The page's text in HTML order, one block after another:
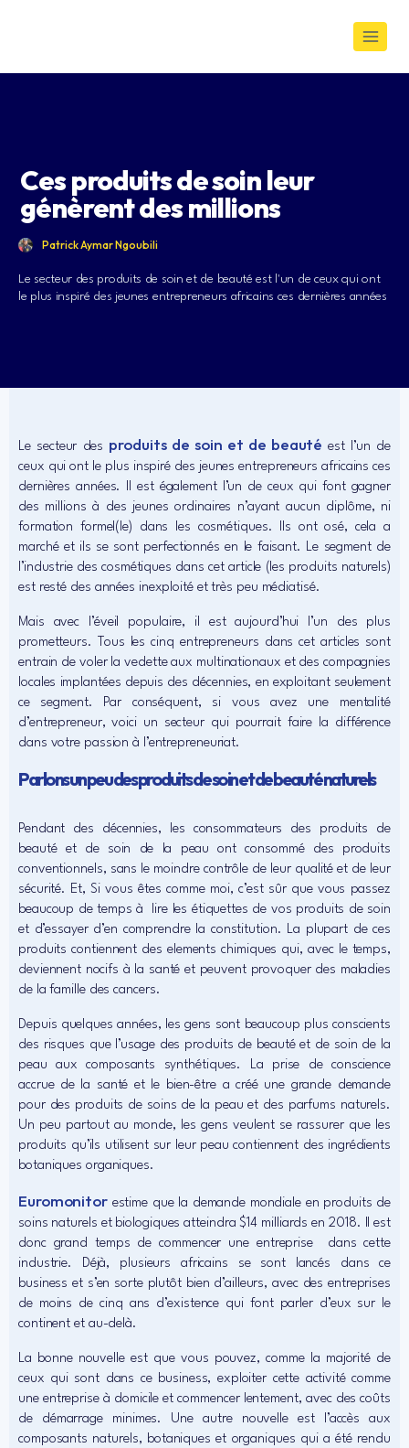
Ces produits de soin leur
génèrent des millions
Patrick Aymar Ngoubili
Le secteur des produits de soin et de beauté est l'un de ceux qui ont
le plus inspiré des jeunes entrepreneurs africains ces dernières années
Le secteur des produits de soin et de beauté est l’un de
ceux qui ont le plus inspiré des jeunes entrepreneurs africains ces
dernières années. Il est également l’un de ceux qui font gagner
des millions à des jeunes ordinaires n’ayant aucun diplôme, ni
formation formel(le) dans les cosmétiques. Ils ont osé, cela a
marché et ils se sont perfectionnés en le faisant. Le segment de
l’industrie des cosmétiques dans cet article (les produits naturels)
est resté des années inexploité et très peu médiatisé.
Mais avec l’éveil populaire, il est aujourd’hui l’un des plus
prometteurs. Tous les cinq entrepreneurs dans cet articles sont
entrain de voler la vedette aux multinationaux et des compagnies
locales implantées depuis des décennies, en exploitant seulement
ce segment. Par conséquent, si vous avez une mentalité
d’entrepreneur, voici un secteur qui pourrait faire la différence
dans votre passion à l’entrepreneuriat.
Parlons un peu des produits de soin et de beauté naturels
Pendant des décennies, les consommateurs des produits de
beauté et de soin de la peau ont consommé des produits
conventionnels, sans le moindre contrôle de leur qualité et de leur
sécurité. Et, Si vous êtes comme moi, c’est sûr que vous passez
beaucoup de temps à lire les étiquettes de vos produits de soin
et d’essayer d’en comprendre la constitution. La plupart de ces
produits contiennent des elements chimiques qui, avec le temps,
deviennent nocifs à la santé et peuvent provoquer des maladies
de la famille des cancers.
Depuis quelques années, les gens sont beaucoup plus conscients
des risques que l’usage des produits de beauté et de soin de la
peau aux composants synthétiques. La prise de conscience
accrue de la santé et le bien-être a créé une grande demande
pour des produits de soins de la peau et des parfums naturels.
Un peu partout au monde, les gens veulent se rassurer que les
produits qu’ils utilisent sur leur peau contiennent des ingrédients
botaniques organiques.
Euromonitorestime que la demande mondiale en produits de
soins naturels et biologiques atteindra $14 milliards en 2018. Il est
donc grand temps de commencer une entreprise dans cette
industrie. Déjà, plusieurs africains se sont lancés dans ce
business et s’en sorte plutôt bien d’ailleurs, avec des entreprises
de moins de cinq ans d’existence qui font parler d’eux sur le
continent et au-delà.
La bonne nouvelle est que vous pouvez, comme la majorité de
ceux qui sont dans ce business, exploiter cette activité comme
une entreprise à domicile et commencer lentement, avec des coûts
de démarrage minimes. Une autre nouvelle est l’accès aux
composants naturels, botaniques et organiques qui a été rendu